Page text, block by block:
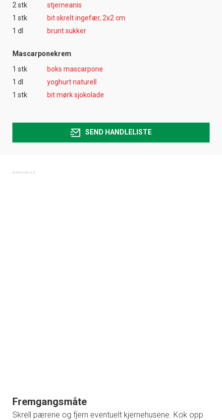
2 stk
stjerneanis
1 stk
bit skrelt ingefær, 2x2 cm
1 dl
brunt sukker
Mascarponekrem
1 stk
boks mascarpone
1 dl
yoghurt naturell
1 stk
bit mørk sjokolade
SEND HANDLELISTE
Fremgangsmåte
Skrell pærene og fjern eventuelt kjernehusene. Kok opp